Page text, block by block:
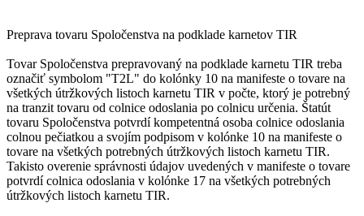
Preprava tovaru Spoločenstva na podklade karnetov TIR
Tovar Spoločenstva prepravovaný na podklade karnetu TIR treba
označiť symbolom "T2L" do kolónky 10 na manifeste o tovare na
všetkých útržkových listoch karnetu TIR v počte, ktorý je potrebný
na tranzit tovaru od colnice odoslania po colnicu určenia. Štatút
tovaru Spoločenstva potvrdí kompetentná osoba colnice odoslania
colnou pečiatkou a svojím podpisom v kolónke 10 na manifeste o
tovare na všetkých potrebných útržkových listoch karnetu TIR.
Takisto overenie správnosti údajov uvedených v manifeste o tovare
potvrdí colnica odoslania v kolónke 17 na všetkých potrebných
útržkových listoch karnetu TIR.